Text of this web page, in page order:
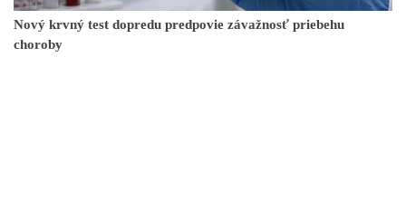
Nový krvný test dopredu predpovie závažnosť priebehu
choroby